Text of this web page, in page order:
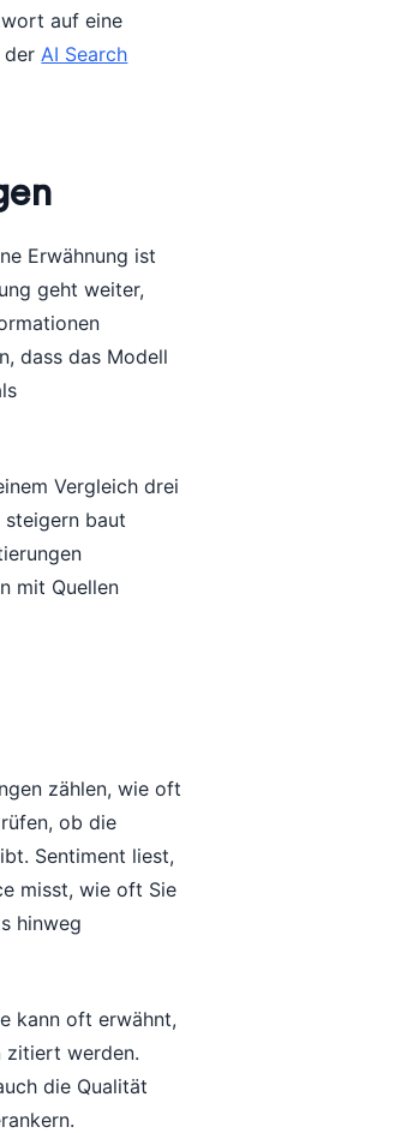
auf eine
derAI Search
Erwähnung ist
geht weiter,
dass das Modell
Vergleich drei
steigern baut
mit Quellen
zählen, wie oft
ob die
Sentiment liest,
misst, wie oft Sie
hinweg
kann oft erwähnt,
zitiert werden.
die Qualität